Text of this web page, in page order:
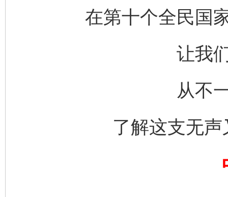
在第十个全民国
让我
从不
了解这支无
一纸欠